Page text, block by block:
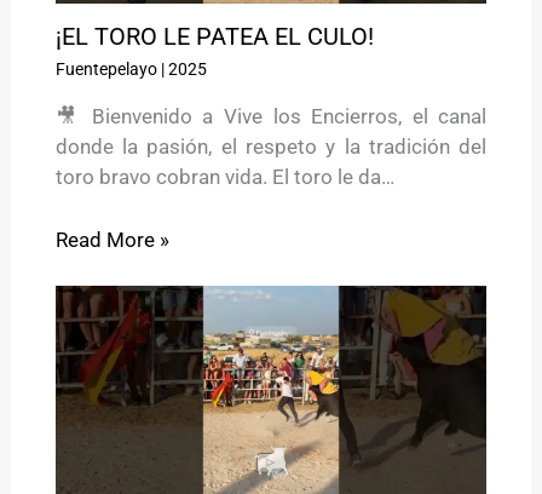
¡EL TORO LE PATEA EL CULO!
Fuentepelayo|2025
🎥 Bienvenido a Vive los Encierros, el canal
donde la pasión, el respeto y la tradición del
toro bravo cobran vida. El toro le da…
Read More »